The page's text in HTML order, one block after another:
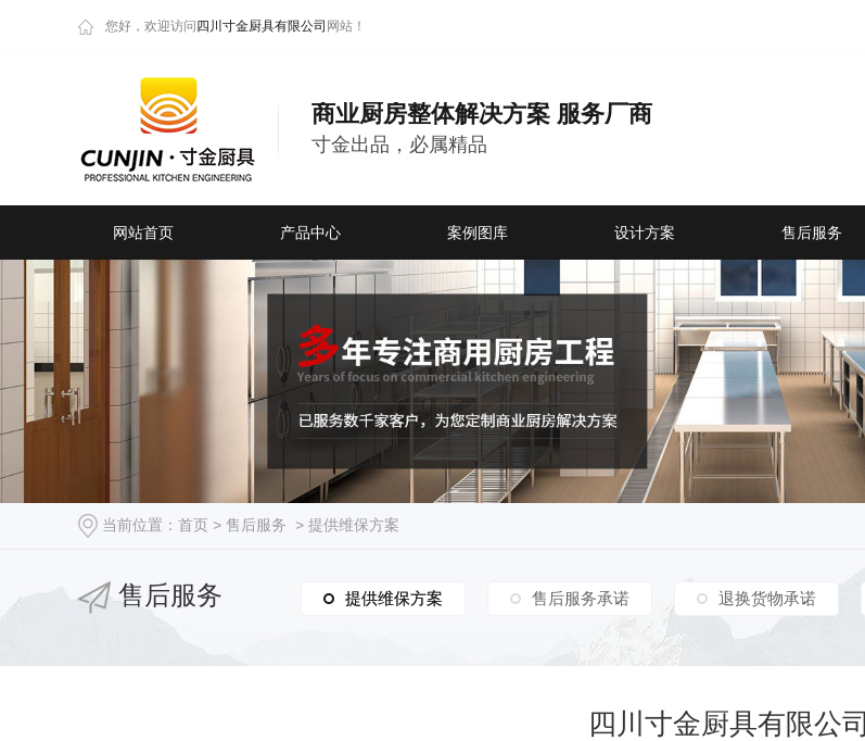
您好，欢迎访问 四川寸金厨具有限公司 网站！
商业厨房整体解决方案 服务厂商
寸金出品，必属精品
网站首页 产品中心 案例图库 设计方案 售后服务
当前位置： 首页 > 售后服务 > 提供维保方案
售后服务 提供维保方案
提供维保方案 售后服务承诺 退换货物承诺
四川寸金厨具有限公司